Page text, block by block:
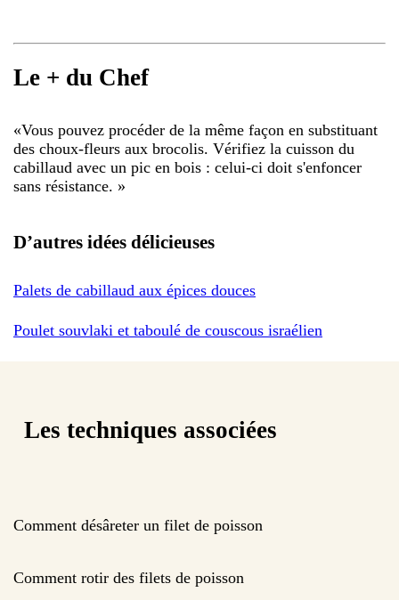
Le + du Chef
«Vous pouvez procéder de la même façon en substituant
des choux-fleurs aux brocolis. Vérifiez la cuisson du
cabillaud avec un pic en bois : celui-ci doit s'enfoncer
sans résistance. »
D’autres idées délicieuses
Palets de cabillaud aux épices douces
Poulet souvlaki et taboulé de couscous israélien
Les techniques associées
Comment désâreter un filet de poisson
Comment rotir des filets de poisson